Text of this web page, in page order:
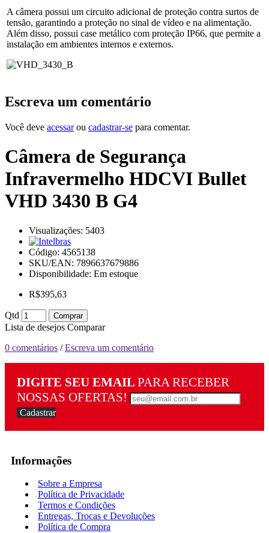
A câmera possui um circuito adicional de proteção contra surtos de
tensão, garantindo a proteção no sinal de vídeo e na alimentação.
Além disso, possui case metálico com proteção IP66, que permite a
instalação em ambientes internos e externos.
Escreva um comentário
Você deve acessarou cadastrar-se para comentar.
Câmera de Segurança
Infravermelho HDCVI Bullet
VHD 3430 B G4
Visualizações: 5403
Código: 4565138
SKU/EAN: 7896637679886
Disponibilidade: Em estoque
R$395,63
Qtd Comprar
Lista de desejos Comparar
0 comentários /Escreva um comentário
DIGITE SEU EMAIL PARA RECEBER
NOSSAS OFERTAS!
Cadastrar
Informações
Sobre a Empresa
Política de Privacidade
Termos e Condições
Entregas, Trocas e Devoluções
Política de Compra